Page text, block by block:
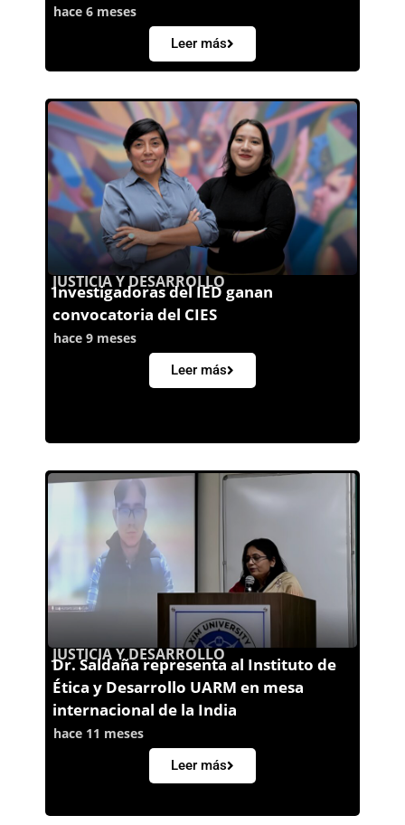
hace 6 meses
Leer más
JUSTICIA Y DESARROLLO
Investigadoras del IED ganan
convocatoria del CIES
hace 9 meses
Leer más
JUSTICIA Y DESARROLLO
Dr. Saldaña representa al Instituto de
Ética y Desarrollo UARM en mesa
internacional de la India
hace 11 meses
Leer más